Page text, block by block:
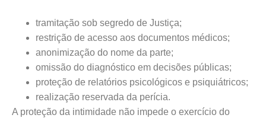
tramitação sob segredo de Justiça;
restrição de acesso aos documentos médicos;
anonimização do nome da parte;
omissão do diagnóstico em decisões públicas;
proteção de relatórios psicológicos e psiquiátricos;
realização reservada da perícia.
A proteção da intimidade não impede o exercício do